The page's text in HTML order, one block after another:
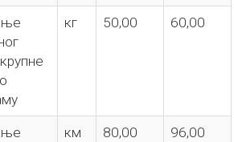
кг 50,00 60,00
км 80,00 96,00